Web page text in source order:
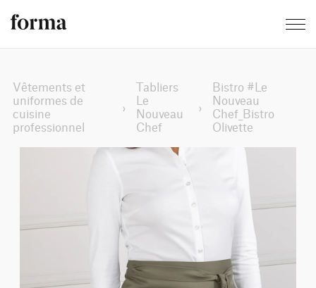
Vêtements et
uniformes de
cuisine
professionnel
›
Tabliers
Le
Nouveau
Chef
›
Bistro #Le
Nouveau
Chef_Bistro
Olivette